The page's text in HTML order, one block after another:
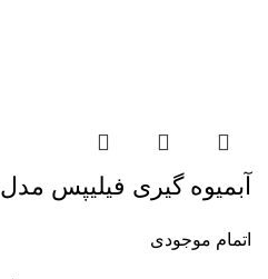
آبمیوه گیری فیلیپس مدل HR1836
اتمام موجودی